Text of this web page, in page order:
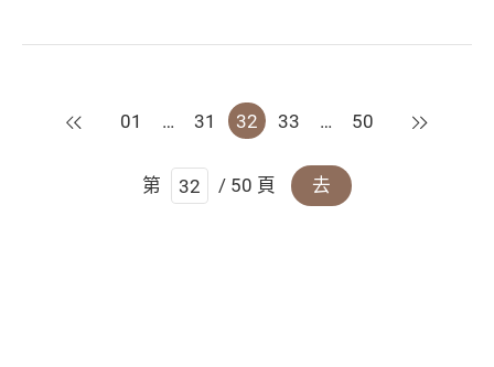
上一頁
01 … 31 32 33 … 50 下一頁
第 / 50 頁 去